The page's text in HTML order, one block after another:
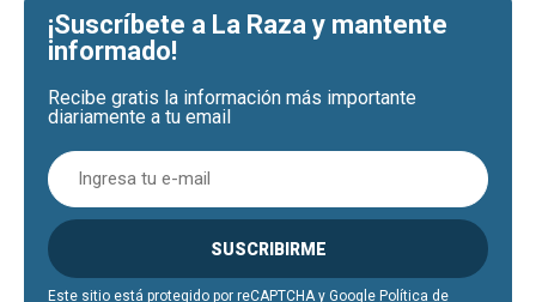
¡Suscríbete a La Raza y mantente
informado!
Recibe gratis la información más importante
diariamente a tu email
SUSCRIBIRME
Este sitio está protegido por reCAPTCHA y Google Política de